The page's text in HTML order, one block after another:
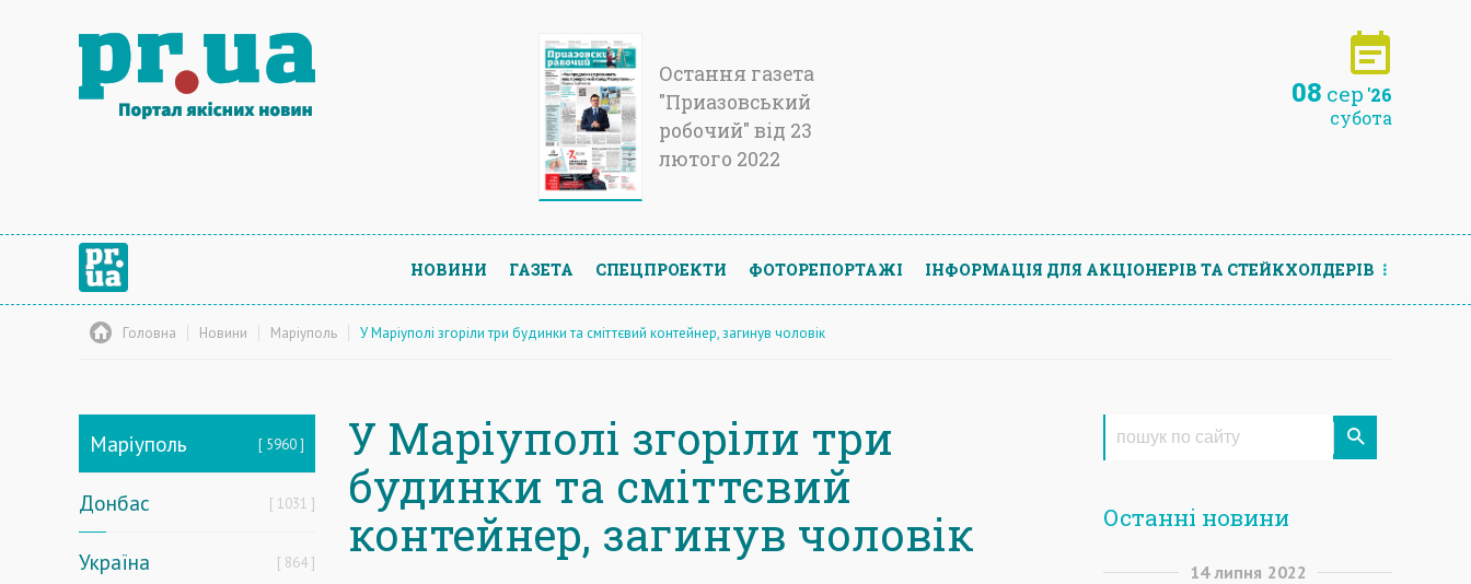
Остання газета
"Приазовський
робочий" від 23
лютого 2022
08 сер '26
субота
НОВИНИ ГАЗЕТА СПЕЦПРОЕКТИ ФОТОРЕПОРТАЖІ ІНФОРМАЦIЯ ДЛЯ АКЦIОНЕРIВ ТА СТЕЙКХОЛДЕРIВ
Головна Новини Маріуполь У Маріуполі згоріли три будинки та сміттєвий контейнер, загинув чоловік
Маріуполь 5960
Донбас 1031
Україна 864
У Маріуполі згоріли три
будинки та сміттєвий
контейнер, загинув чоловік
Останні новини
14 липня 2022